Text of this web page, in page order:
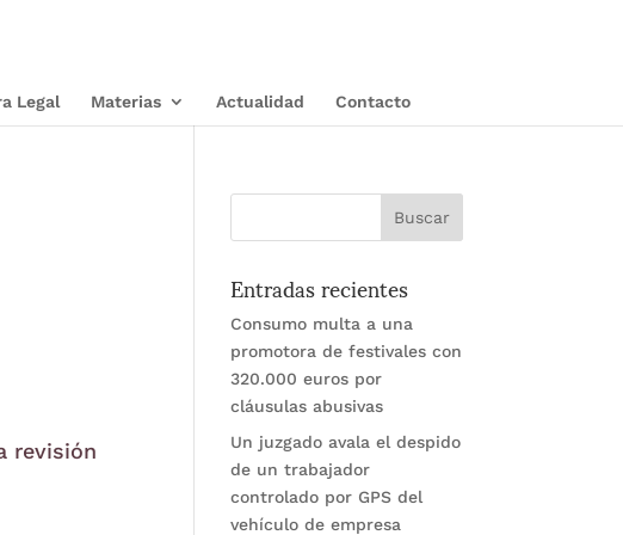
Legal Materias Actualidad Contacto
revisión
Entradas recientes
Consumo multa a una
promotora de festivales con
320.000 euros por
cláusulas abusivas
Un juzgado avala el despido
de un trabajador
controlado por GPS del
vehículo de empresa